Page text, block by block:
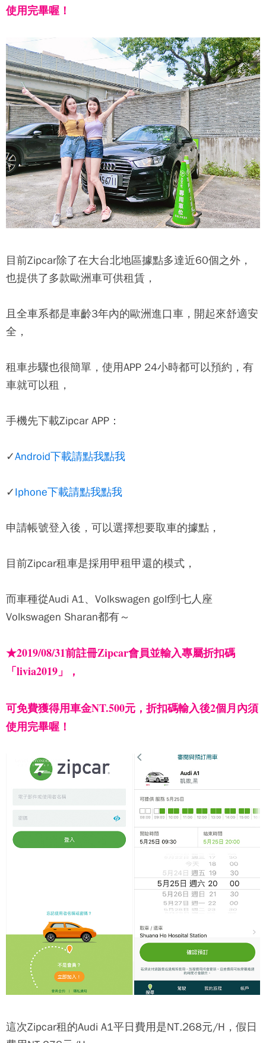
使用完畢喔！
目前Zipcar除了在大台北地區據點多達近60個之外，
也提供了多款歐洲車可供租賃，
且全車系都是車齡3年內的歐洲進口車，開起來舒適安
全，
租車步驟也很簡單，使用APP 24小時都可以預約，有
車就可以租，
手機先下載Zipcar APP：
✓Android下載請點我點我
✓Iphone下載請點我點我
申請帳號登入後，可以選擇想要取車的據點，
目前Zipcar租車是採用甲租甲還的模式，
而車種從Audi A1、Volkswagen golf到七人座
Volkswagen Sharan都有～
★2019/08/31前註冊Zipcar會員並輸入專屬折扣碼
「livia2019」，
可免費獲得用車金NT.500元，折扣碼輸入後2個月內須
使用完畢喔！
這次Zipcar租的Audi A1平日費用是NT.268元/H，假日